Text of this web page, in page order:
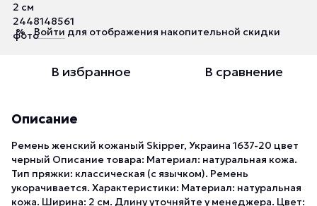
% Войти для отображения накопительной скидки
В избранное В сравнение
Описание
Ремень женский кожаный Skipper, Украина 1637-20 цвет
черный Описание товара: Материал: натуральная кожа.
Тип пряжки: классическая (с язычком). Ремень
укорачивается. Характеристики: Материал: натуральная
кожа. Ширина: 2 см. Длину уточняйте у менеджера. Цвет: